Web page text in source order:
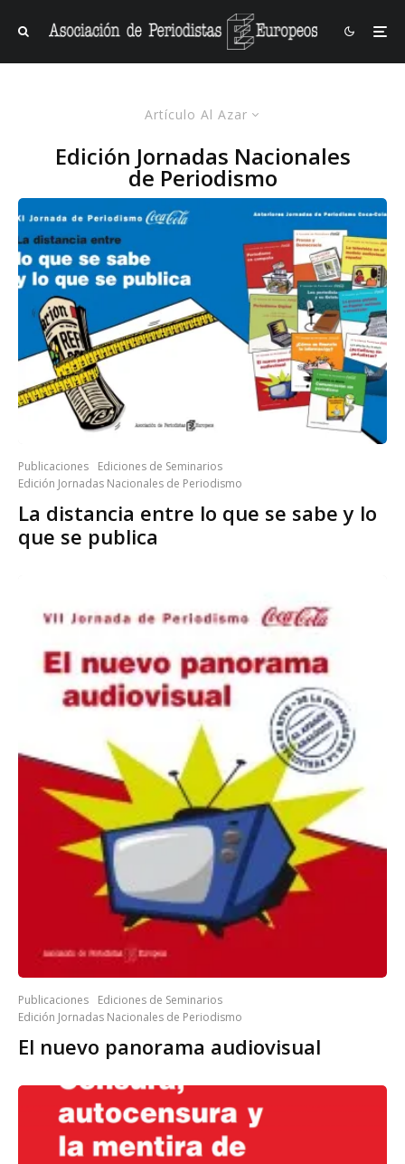
Artículo Al Azar
Edición Jornadas Nacionales
de Periodismo
Publicaciones
Ediciones de Seminarios
Edición Jornadas Nacionales de Periodismo
La distancia entre lo que se sabe y lo
que se publica
Publicaciones
Ediciones de Seminarios
Edición Jornadas Nacionales de Periodismo
El nuevo panorama audiovisual